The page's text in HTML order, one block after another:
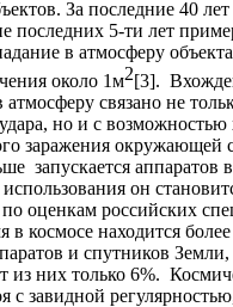
За последние 40
последних 5-ти лет
в атмосферу
около 1м2[3].
атмосферу связано не
но и с
заражения окружающей
запускается аппаратов
он
оценкам российских
в космосе находится
и спутников
них только 6%.
с завидной